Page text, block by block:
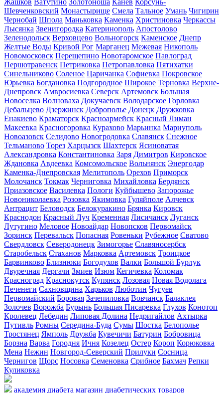
Жашков Ватутино Золотоноша Канев Корсунь-
Шевченковский Монастырище Смела Тальное Умань Чигирин
Чернобай Шпола Маньковка Каменка Христиновка Черкассы
Лысянка Звенигородка Катеринополь Апостолово
Зеленодольск Верховцево Вольногорск Каменское Днепр
Желтые Воды Кривой Рог Марганец Межевая Никополь
Новомосковск Перещепино Новотаромское Павлоград
Першотравенск Петриковка Петропавловка Пятихатки
Синельниково Соленое Царичанка Софиевка Покровское
Юрьевка Богдановка Подгородное Широкое Терновка Верхне-
Днепровск Амвросиевка Северск Артемовск Большая
Новоселка Волноваха Докучаевск Володарское Горловка
Дебальцево Дзержинск Доброполье Донецк Дружковка
Енакиево Краматорск Красноармейск Красный Лиман
Макеевка Красногоровка Курахово Марьинка Мариуполь
Новоазовск Селидово Новогродовка Славянск Снежное
Тельманово Торез Харцызск Шахтерск Ясиноватая
Александровка Константиновка Заря Димитров Кировское
Ждановка Авдеевка Комсомольское Вольнянск Энергодар
Каменка-Днепровская Мелитополь Орехов Приморск
Молочанск Токмак Черниговка Михайловка Бердянск
Приазовское Василевка Пологи Куйбышево Запорожье
Новониколаевка Розовка Якимовка Гуляйполе Алчевск
Антрацит Беловодск Белокуракино Брянка Кировск
Краснодон Красный Луч Кременная Лисичанск Луганск
Лутугино Меловое Новоайдар Новопсков Первомайск
Зоринск Перевальск Попасная Ровеньки Рубежное Сватово
Свердловск Северодонецк Зимогорье Славяносербск
Старобельск Стаханов Марковка Артемовск Троицкое
Барвинково Близнюки Богодухов Валки Большой Бурлук
Двуречная Дергачи Змиев Изюм Кегичевка Коломак
Красноград Краснокутск Купянск Лозовая Новая Водолага
Печенеги Сахновщина Харьков Люботин Чугуев
Первомайский Боровая Зачепиловка Вовчанск Балаклея
Золочев Ворожба Бурынь Большая Писаревка Глухов Конотоп
Кролевец Лебедин Липовая Долина Недригайлов Ахтырка
Путивль Ромны Середина-Буда Сумы Шостка Белополье
Тростянец Ямполь Дружба Кувечичи Батурин Бобровица
Борзна Варва Городня Ичня Козелец Остер Короп Корюковка
Мена Нежин Новгород-Северский Прилуки Сосница
Чернигов Щорс Носовка Семеновка Срибное Бахмач Репки
Куликовка
академия диабета магазин диабетических товаров